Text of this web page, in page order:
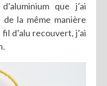
que j’ai
la même manière
d’alu recouvert, j’ai